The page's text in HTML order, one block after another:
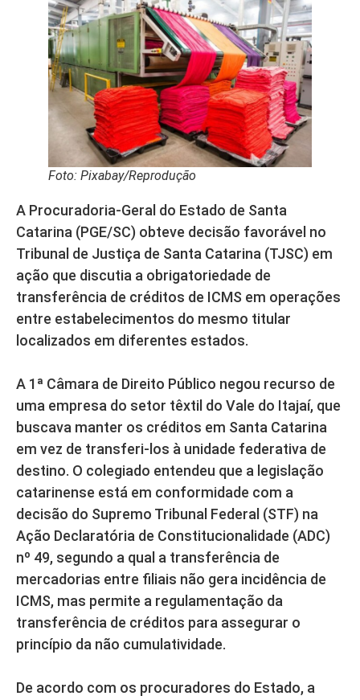
Foto: Pixabay/Reprodução
A Procuradoria-Geral do Estado de Santa
Catarina (PGE/SC) obteve decisão favorável no
Tribunal de Justiça de Santa Catarina (TJSC) em
ação que discutia a obrigatoriedade de
transferência de créditos de ICMS em operações
entre estabelecimentos do mesmo titular
localizados em diferentes estados.
A 1ª Câmara de Direito Público negou recurso de
uma empresa do setor têxtil do Vale do Itajaí, que
buscava manter os créditos em Santa Catarina
em vez de transferi-los à unidade federativa de
destino. O colegiado entendeu que a legislação
catarinense está em conformidade com a
decisão do Supremo Tribunal Federal (STF) na
Ação Declaratória de Constitucionalidade (ADC)
nº 49, segundo a qual a transferência de
mercadorias entre filiais não gera incidência de
ICMS, mas permite a regulamentação da
transferência de créditos para assegurar o
princípio da não cumulatividade.
De acordo com os procuradores do Estado, a